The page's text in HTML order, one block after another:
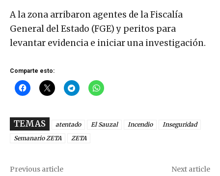
A la zona arribaron agentes de la Fiscalía
General del Estado (FGE) y peritos para
levantar evidencia e iniciar una investigación.
Comparte esto:
TEMAS atentado El Sauzal Incendio
Inseguridad
Semanario ZETA
ZETA
Previous article Next article